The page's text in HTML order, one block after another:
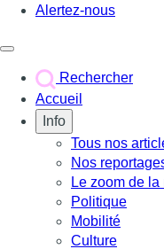
Alertez-nous
Rechercher
Accueil
Info
Tous nos
Nos
Le zoom de la
Politique
Mobilité
Culture